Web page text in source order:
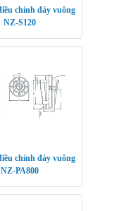
chỉnh đáy vuông
NZ-S120
chỉnh đáy vuông
NZ-PA800